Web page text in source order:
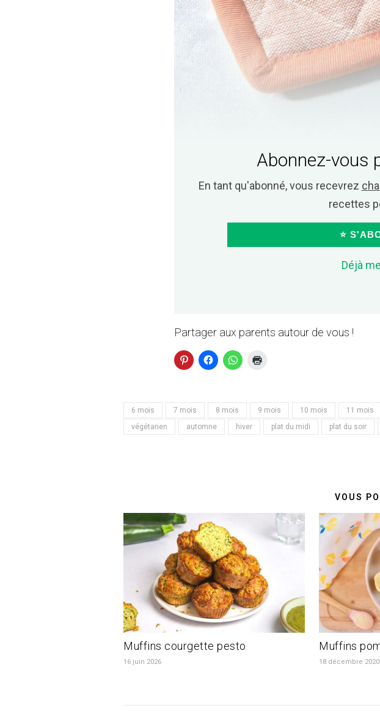
Abonnez-vous
En tant qu'abonné, vous recevrez
recettes
⭐
Déjà
Partager aux parents autour de vous !
6 mois 7 mois 8 mois 9 mois 10 mois 11 mois
végétarien
automne hiver plat du midi plat du soir
VOUS
Muffins courgette pesto
16 juin 2026
Muffins
18 décembre 2020